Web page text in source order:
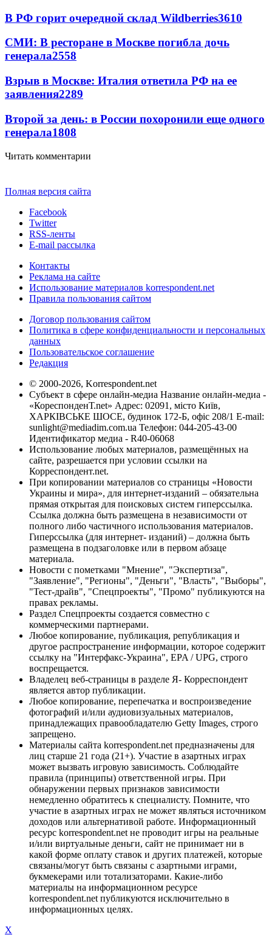
В РФ горит очередной склад Wildberries3610
СМИ: В ресторане в Москве погибла дочь
генерала2558
Взрыв в Москве: Италия ответила РФ на ее
заявления2289
Второй за день: в России похоронили еще одного
генерала1808
Читать комментарии
Полная версия сайта
Facebook
Twitter
RSS-ленты
E-mail рассылка
Контакты
Реклама на сайте
Использование материалов korrespondent.net
Правила пользования сайтом
Договор пользования сайтом
Политика в сфере конфиденциальности и персональных
данных
Пользовательское соглашение
Редакция
© 2000-2026, Korrespondent.net
Субъект в сфере онлайн-медиа Название онлайн-медиа -
«КореспонденТ.net» Адрес: 02091, місто Київ,
ХАРКІВСЬКЕ ШОСЕ, будинок 172-Б, офіс 208/1 E-mail:
sunlight@mediadim.com.ua Телефон: 044-205-43-00
Идентификатор медиа - R40-06068
Использование любых материалов, размещённых на
сайте, разрешается при условии ссылки на
Корреспондент.net.
При копировании материалов со страницы «Новости
Украины и мира», для интернет-изданий – обязательна
прямая открытая для поисковых систем гиперссылка.
Ссылка должна быть размещена в независимости от
полного либо частичного использования материалов.
Гиперссылка (для интернет- изданий) – должна быть
размещена в подзаголовке или в первом абзаце
материала.
Новости с пометками "Мнение", "Экспертиза",
"Заявление", "Регионы", "Деньги", "Власть", "Выборы",
"Тест-драйв", "Спецпроекты", "Промо" публикуются на
правах рекламы.
Раздел Спецпроекты создается совместно с
коммерческими партнерами.
Любое копирование, публикация, републикация и
другое распространение информации, которое содержит
ссылку на "Интерфакс-Украина", EPA / UPG, строго
воспрещается.
Владелец веб-страницы в разделе Я- Корреспондент
является автор публикации.
Любое копирование, перепечатка и воспроизведение
фотографий и/или аудиовизуальных материалов,
принадлежащих правообладателю Getty Images, строго
запрещено.
Материалы сайта korrespondent.net предназначены для
лиц старше 21 года (21+). Участие в азартных играх
может вызвать игровую зависимость. Соблюдайте
правила (принципы) ответственной игры. При
обнаружении первых признаков зависимости
немедленно обратитесь к специалисту. Помните, что
участие в азартных играх не может являться источником
доходов или альтернативой работе. Информационный
ресурс korrespondent.net не проводит игры на реальные
и/или виртуальные деньги, сайт не принимает ни в
какой форме оплату ставок и других платежей, которые
связаны/могут быть связаны с азартными играми,
букмекерами или тотализаторами. Какие-либо
материалы на информационном ресурсе
korrespondent.net публикуются исключительно в
информационных целях.
X